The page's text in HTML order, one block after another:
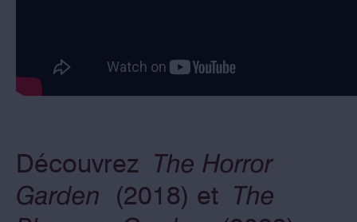
Découvrez The Horror
Garden (2018) et The